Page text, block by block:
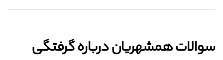
سوالات همشهریان درباره گرفتگی